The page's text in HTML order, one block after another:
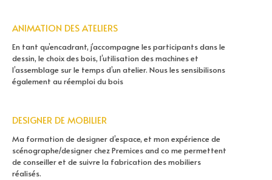
ANIMATION DES ATELIERS
En tant qu’encadrant, j’accompagne les participants dans le
dessin, le choix des bois, l’utilisation des machines et
l’assemblage sur le temps d’un atelier. Nous les sensibilisons
également au réemploi du bois
DESIGNER DE MOBILIER
Ma formation de designer d’espace, et mon expérience de
scénographe/designer chez Premices and co me permettent
de conseiller et de suivre la fabrication des mobiliers
réalisés.